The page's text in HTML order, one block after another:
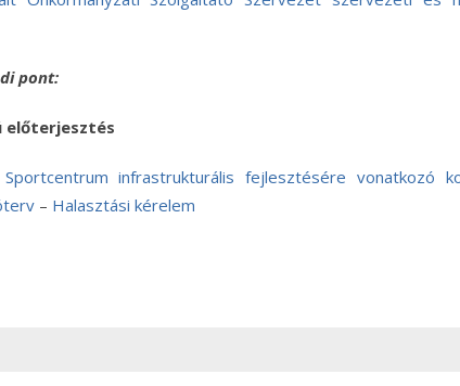
pont:
előterjesztés
infrastrukturális fejlesztésére vonatkozó
– Halasztási kérelem